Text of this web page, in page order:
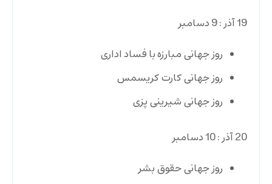
19 آذر : 9 دسامبر
روز جهانی مبارزه با فساد اداری
روز جهانی کارت کریسمس
روز جهانی شیرینی پزی
20 آذر : 10 دسامبر
روز جهانی حقوق بشر